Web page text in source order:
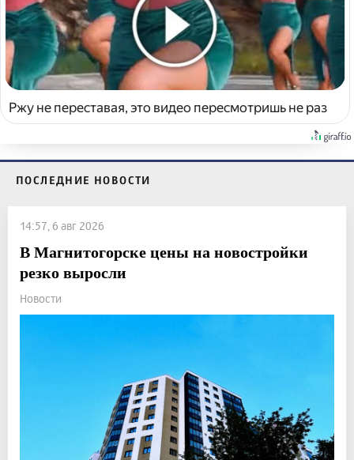
Ржу не переставая, это видео пересмотришь не раз
ПОСЛЕДНИЕ НОВОСТИ
14:57, 6 авг 2026
В Магнитогорске цены на новостройки
резко выросли
Новости